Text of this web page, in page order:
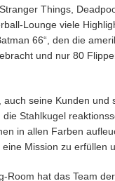
Things,
Lounge viele
66“, den die
und nur 80
seine Kunden und
Stahlkugel
in allen Farben
Mission zu erfüllen
Room hat das Team